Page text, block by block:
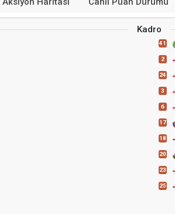
Kadro
41
2
24
3
6
17
18
20
23
25